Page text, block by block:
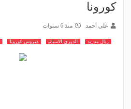
كورونا
علي أحمد منذ 6 سنوات
ريال مدريد الدوري الاسباني فيروس كورونا